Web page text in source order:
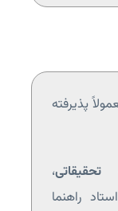
۱۴) معمولاً پذیرفته
تحقیقاتی،
راهنما